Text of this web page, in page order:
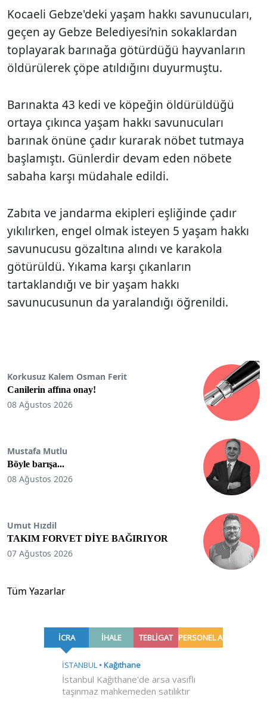
Kocaeli Gebze'deki yaşam hakkı savunucuları,
geçen ay Gebze Belediyesi’nin sokaklardan
toplayarak barınağa götürdüğü hayvanların
öldürülerek çöpe atıldığını duyurmuştu.
Barınakta 43 kedi ve köpeğin öldürüldüğü
ortaya çıkınca yaşam hakkı savunucuları
barınak önüne çadır kurarak nöbet tutmaya
başlamıştı. Günlerdir devam eden nöbete
sabaha karşı müdahale edildi.
Zabıta ve jandarma ekipleri eşliğinde çadır
yıkılırken, engel olmak isteyen 5 yaşam hakkı
savunucusu gözaltına alındı ve karakola
götürüldü. Yıkama karşı çıkanların
tartaklandığı ve bir yaşam hakkı
savunucusunun da yaralandığı öğrenildi.
Korkusuz Kalem Osman Ferit
Canilerin affına onay!
08 Ağustos 2026
Mustafa Mutlu
Böyle barışa...
08 Ağustos 2026
Umut Hızdil
TAKIM FORVET DİYE BAĞIRIYOR
07 Ağustos 2026
Tüm Yazarlar